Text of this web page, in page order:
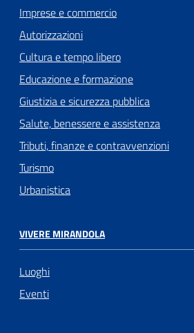
Imprese e commercio
Autorizzazioni
Cultura e tempo libero
Educazione e formazione
Giustizia e sicurezza pubblica
Salute, benessere e assistenza
Tributi, finanze e contravvenzioni
Turismo
Urbanistica
VIVERE MIRANDOLA
Luoghi
Eventi